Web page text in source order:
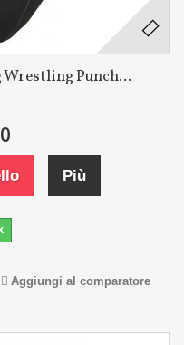
Wrestling Punch...
Più
Aggiungi al comparatore